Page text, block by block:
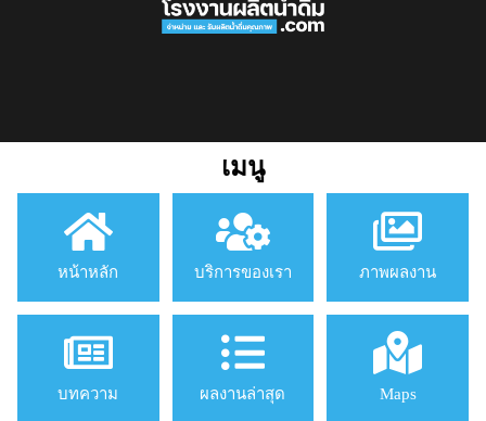
เมนู
หน้าหลัก บริการของเรา ภาพผลงาน
บทความ ผลงานล่าสุด Maps